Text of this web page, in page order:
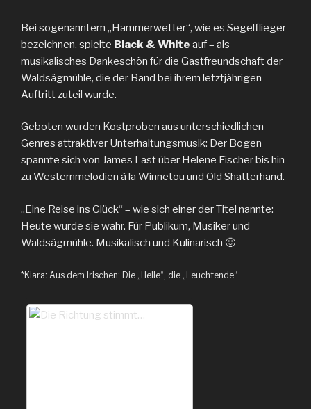
Bei sogenanntem „Hammerwetter“, wie es Segelflieger
bezeichnen, spielte Black & White auf – als
musikalisches Dankeschön für die Gastfreundschaft der
Waldsägmühle, die der Band bei ihrem letztjährigen
Auftritt zuteil wurde.
Geboten wurden Kostproben aus unterschiedlichen
Genres attraktiver Unterhaltungsmusik: Der Bogen
spannte sich von James Last über Helene Fischer bis hin
zu Westernmelodien à la Winnetou und Old Shatterhand.
„Eine Reise ins Glück“ – wie sich einer der Titel nannte:
Heute wurde sie wahr. Für Publikum, Musiker und
Waldsägmühle. Musikalisch und Kulinarisch 🙂
*Kiara: Aus dem Irischen: Die „Helle“, die „Leuchtende“